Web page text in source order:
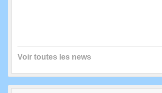
Voir toutes les news